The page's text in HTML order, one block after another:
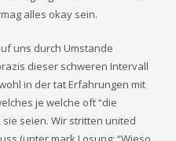
alles okay sein.
uns durch Umstande
dieser schweren Intervall
in der tat Erfahrungen mit
je welche oft “die
seien. Wir stritten united